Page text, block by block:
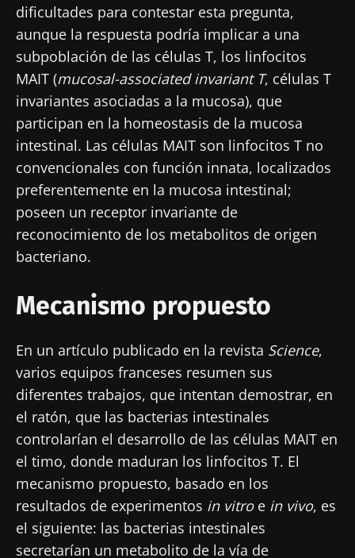
dificultades para contestar esta pregunta,
aunque la respuesta podría implicar a una
subpoblación de las células T, los linfocitos
MAIT (mucosal-associated invariant T, células T
invariantes asociadas a la mucosa), que
participan en la homeostasis de la mucosa
intestinal. Las células MAIT son linfocitos T no
convencionales con función innata, localizados
preferentemente en la mucosa intestinal;
poseen un receptor invariante de
reconocimiento de los metabolitos de origen
bacteriano.
Mecanismo propuesto
En un artículo publicado en la revista Science,
varios equipos franceses resumen sus
diferentes trabajos, que intentan demostrar, en
el ratón, que las bacterias intestinales
controlarían el desarrollo de las células MAIT en
el timo, donde maduran los linfocitos T. El
mecanismo propuesto, basado en los
resultados de experimentos in vitroe in vivo, es
el siguiente: las bacterias intestinales
secretarían un metabolito de la vía de